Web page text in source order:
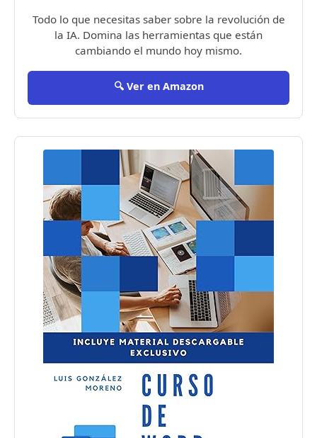
Todo lo que necesitas saber sobre la revolución de
la IA. Domina las herramientas que están
cambiando el mundo hoy mismo.
🔍 Ver en Amazon